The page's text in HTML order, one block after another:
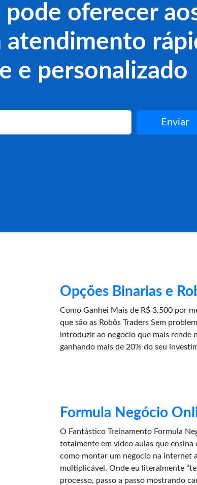
oferecer
atendimento
e personalizado
Enviar
Opções Binarias e
Como Ganhei Mais de R$ 3.500 por
que são as Robôs Traders Sem
introduzir ao negocio que mais rende
ganhando mais de 20% do seu
Formula Negócio
O Fantástico Treinamento Formula
totalmente em vídeo aulas que
como montar um negocio na internet
multiplicável. Onde eu literalmente
processo, passo a passo mostrando